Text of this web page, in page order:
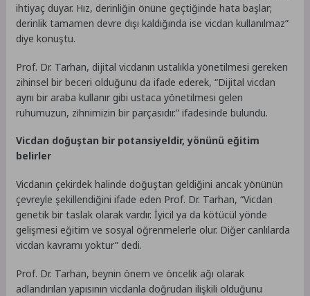
ihtiyaç duyar. Hız, derinliğin önüne geçtiğinde hata başlar;
derinlik tamamen devre dışı kaldığında ise vicdan kullanılmaz”
diye konuştu.
Prof. Dr. Tarhan, dijital vicdanın ustalıkla yönetilmesi gereken
zihinsel bir beceri olduğunu da ifade ederek, “Dijital vicdan
aynı bir araba kullanır gibi ustaca yönetilmesi gelen
ruhumuzun, zihnimizin bir parçasıdır.” ifadesinde bulundu.
Vicdan doğuştan bir potansiyeldir, yönünü eğitim
belirler
Vicdanın çekirdek halinde doğuştan geldiğini ancak yönünün
çevreyle şekillendiğini ifade eden Prof. Dr. Tarhan, “Vicdan
genetik bir taslak olarak vardır. İyicil ya da kötücül yönde
gelişmesi eğitim ve sosyal öğrenmelerle olur. Diğer canlılarda
vicdan kavramı yoktur” dedi.
Prof. Dr. Tarhan, beynin önem ve öncelik ağı olarak
adlandırılan yapısının vicdanla doğrudan ilişkili olduğunu